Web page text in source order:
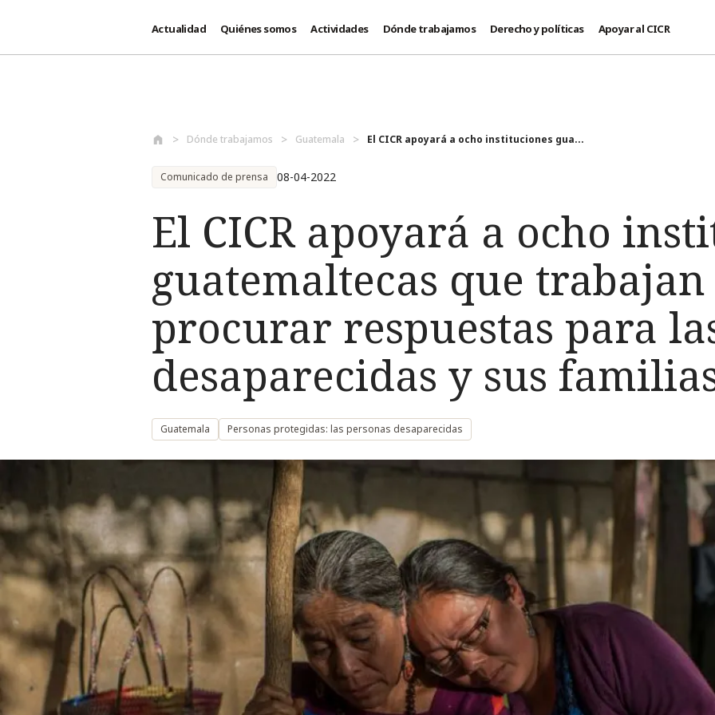
Actualidad Quiénes somos Actividades Dónde trabajamos Derecho y políticas Apoyar al CICR
Dónde trabajamos Guatemala El CICR apoyará a ocho instituciones gua...
Comunicado de prensa 08-04-2022
El CICR apoyará a ocho
guatemaltecas que
procurar respuestas para
desaparecidas y sus
Guatemala Personas protegidas: las personas desaparecidas